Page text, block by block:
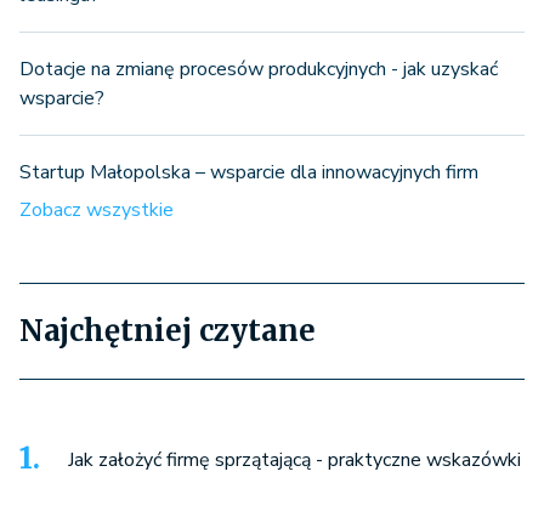
Dotacje na zmianę procesów produkcyjnych - jak uzyskać
wsparcie?
Startup Małopolska – wsparcie dla innowacyjnych firm
Zobacz wszystkie
Najchętniej czytane
Jak założyć firmę sprzątającą - praktyczne wskazówki